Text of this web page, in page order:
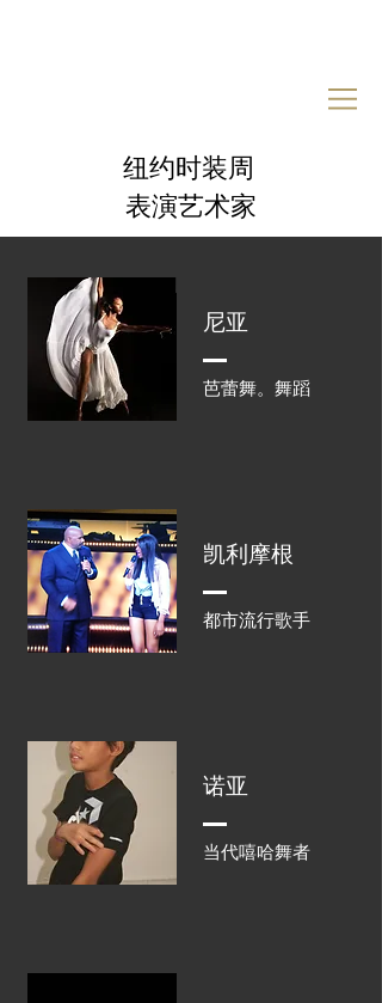
纽约时装周
表演艺术家
尼亚
芭蕾舞。舞蹈
凯利摩根
都市流行歌手
诺亚
当代嘻哈舞者